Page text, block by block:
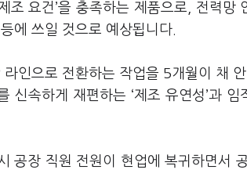
조 요건’을 충족하는 제품으로, 전력망
에 쓰일 것으로 예상됩니다.
인으로 전환하는 작업을 5개월이 채
신속하게 재편하는 ‘제조 유연성’과 임
공장 직원 전원이 현업에 복귀하면서